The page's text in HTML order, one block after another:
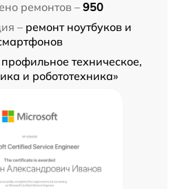
ремонтов – 950
– ремонт ноутбуков и
профильное техническое,
и робототехника»